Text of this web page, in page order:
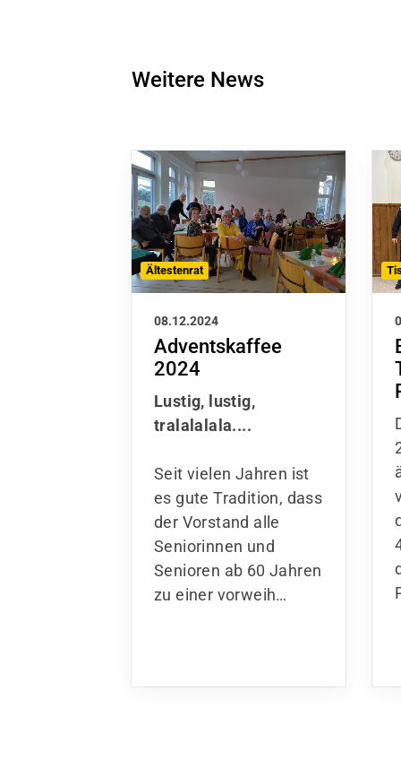
Weitere News
Ältestenrat
08.12.2024
Adventskaffee
2024
Lustig, lustig,
tralalalala....
Seit vielen Jahren ist
es gute Tradition, dass
der Vorstand alle
Seniorinnen und
Senioren ab 60 Jahren
zu einer vorweih…